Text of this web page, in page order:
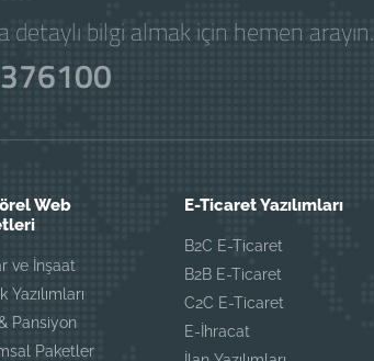
bilgi almak için hemen arayın.
Web
ve İnşaat
Yazılımları
Pansiyon
Paketler
E-Ticaret Yazılımları
B2C E-Ticaret
B2B E-Ticaret
C2C E-Ticaret
E-İhracat